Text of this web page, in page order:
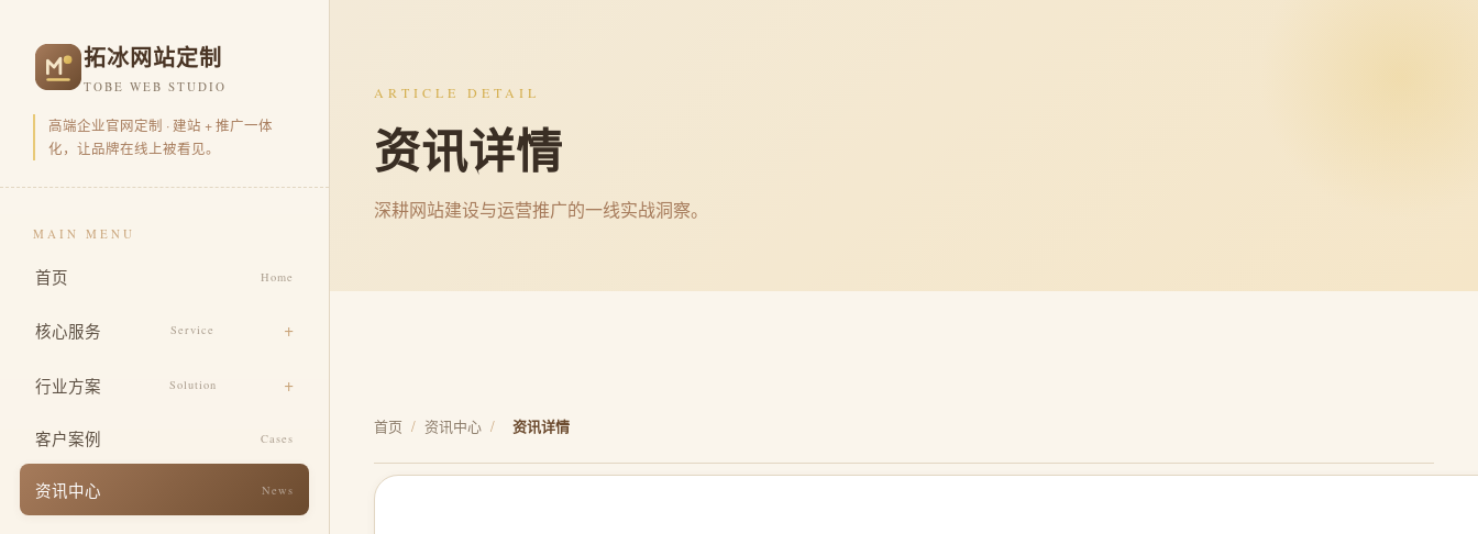
拓冰网站定制
TOBE WEB STUDIO
高端企业官网定制 · 建站 + 推广一体
化，让品牌在线上被看见。
MAIN MENU
首页 Home
核心服务 Service
品牌官网定制
品牌视觉包装
行业方案 Solution
电商零售
餐饮美食
客户案例 Cases
资讯中心 News
ARTICLE DETAIL
资讯详情
深耕网站建设与运营推广的一线实战洞察。
首页 / 资讯中心 / 资讯详情